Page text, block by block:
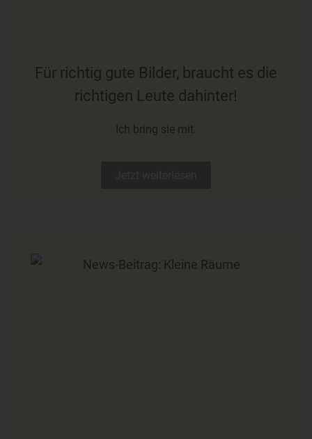
Für richtig gute Bilder, braucht es die
richtigen Leute dahinter!
Ich bring sie mit.